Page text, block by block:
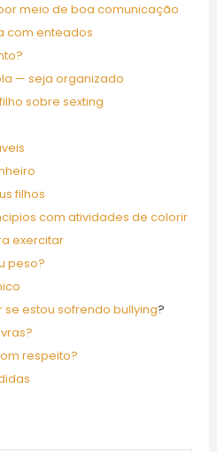
meio de boa comunicação
com enteados
— seja organizado
sobre sexting
filhos
com atividades de colorir
exercitar
peso?
estou sofrendo bullying?
respeito?